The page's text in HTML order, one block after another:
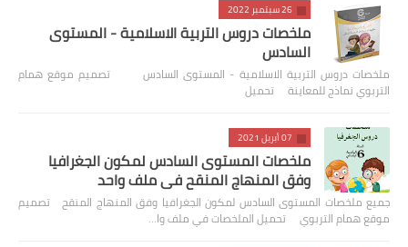
26 سبتمبر 2022
ملخصات دروس التربية الاسلامية - المستوى
السادس
ملخصات دروس التربية الاسلامية - المستوى السادس تصميم موقع همام
التربوي نماذج للمعاينة تحميل
07 أبريل 2021
ملخصات المستوى السادس لمكون الجغرافيا
وفق المنهاج المنقح في ملف واحد
جميع ملخصات المستوى السادس لمكون الجغرافيا وفق المنهاج المنقح تصميم
موقع همام التربوي تحميل الملخصات في ملف وا…